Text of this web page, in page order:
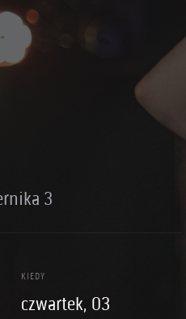
3
KIEDY
czwartek, 03